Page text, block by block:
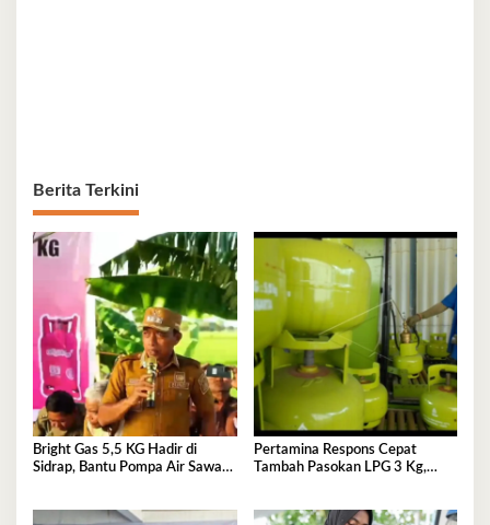
Berita Terkini
Bright Gas 5,5 KG Hadir di
Sidrap, Bantu Pompa Air Sawah
Pertamina Respons Cepat
Tambah Pasokan LPG 3 Kg,